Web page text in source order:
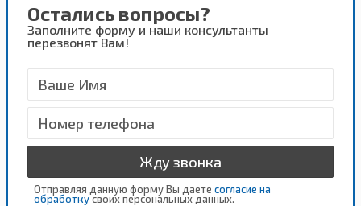
Остались вопросы?
Заполните форму и наши консультанты
перезвонят Вам!
Жду звонка
Отправляя данную форму Вы даете согласие на
обработкусвоих персональных данных.